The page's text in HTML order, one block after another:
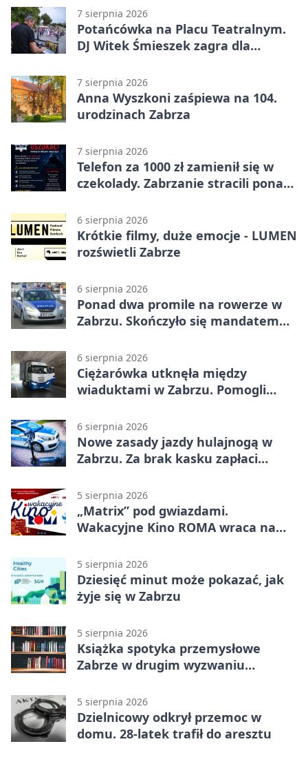
Federico dał zabrzanom zwycięstwo
7 sierpnia 2026
Potańcówka na Placu Teatralnym.
DJ Witek Śmieszek zagra dla
7 sierpnia 2026
Anna Wyszkoni zaśpiewa na 104.
urodzinach Zabrza
7 sierpnia 2026
Telefon za 1000 zł zamienił się w
czekolady. Zabrzanie stracili ponad
6 sierpnia 2026
Krótkie filmy, duże emocje - LUMEN
rozświetli Zabrze
6 sierpnia 2026
Ponad dwa promile na rowerze w
Zabrzu. Skończyło się mandatem
6 sierpnia 2026
Ciężarówka utknęła między
wiaduktami w Zabrzu. Pomogli
6 sierpnia 2026
Nowe zasady jazdy hulajnogą w
Zabrzu. Za brak kasku zapłaci
5 sierpnia 2026
„Matrix” pod gwiazdami.
Wakacyjne Kino ROMA wraca na
5 sierpnia 2026
Dziesięć minut może pokazać, jak
żyje się w Zabrzu
5 sierpnia 2026
Książka spotyka przemysłowe
Zabrze w drugim wyzwaniu
5 sierpnia 2026
Dzielnicowy odkrył przemoc w
domu. 28-latek trafił do aresztu